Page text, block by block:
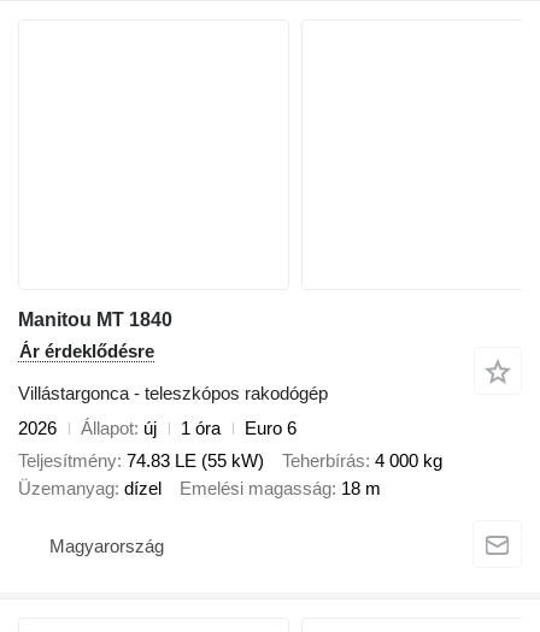
Manitou MT 1840
Ár érdeklődésre
Villástargonca - teleszkópos rakodógép
2026
Állapot új 1 óra
Euro 6
Teljesítmény 74.83 LE (55 kW) Teherbírás 4 000 kg
Üzemanyag dízel Emelési magasság 18 m
Magyarország